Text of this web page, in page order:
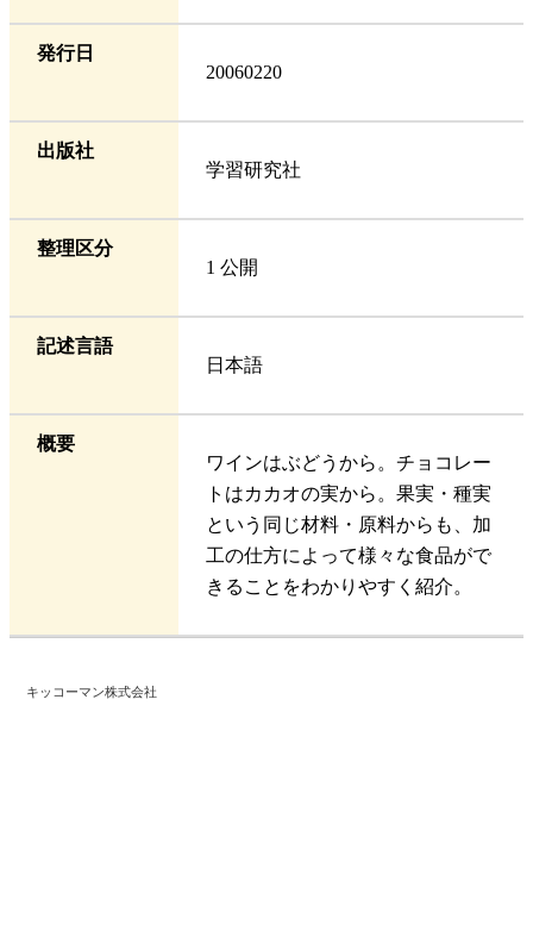
発行日
20060220
出版社
学習研究社
整理区分
1 公開
記述言語
日本語
概要
ワインはぶどうから。チョコレー
トはカカオの実から。果実・種実
という同じ材料・原料からも、加
工の仕方によって様々な食品がで
きることをわかりやすく紹介。
キッコーマン株式会社